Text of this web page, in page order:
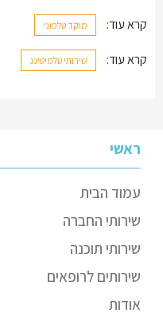
קרא עוד: מוקד טלפוני
קרא עוד: שירותי טלמיטינג
ראשי
עמוד הבית
שירותי החברה
שירותי תוכנה
שירותים לרופאים
אודות